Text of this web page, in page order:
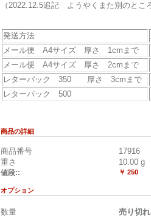
（2022.12.5追記 ようやくまた別のと
発送方法
メール便 A4サイズ 厚さ 1cmまで
メール便 A4サイズ 厚さ 2cmまで
レターパック 350 厚さ 3cmまで
レターパック 500
商品の詳細
商品番号
17916
重さ
10.00 g
値段:: ￥ 250
オプション
数量 売り切れ